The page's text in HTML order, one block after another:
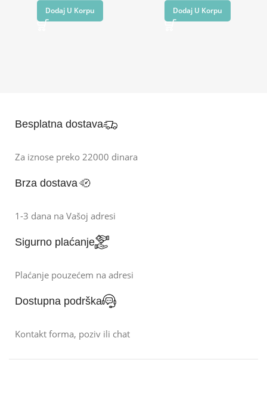
Dodaj U Korpu Dodaj U Korpu
Besplatna dostava
Za iznose preko 22000 dinara
Brza dostava
1-3 dana na Vašoj adresi
Sigurno plaćanje
Plaćanje pouzećem na adresi
Dostupna podrška
Kontakt forma, poziv ili chat